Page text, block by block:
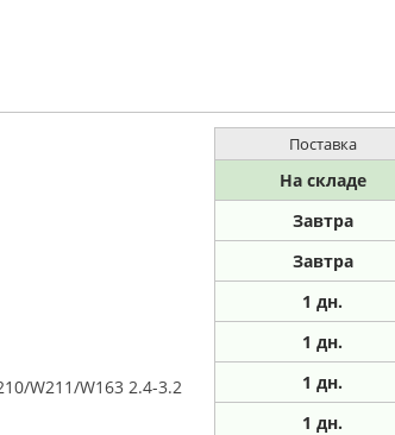
W211/W163 2.4-3.2
Поставка
На складе
Завтра
Завтра
1 дн.
1 дн.
1 дн.
1 дн.